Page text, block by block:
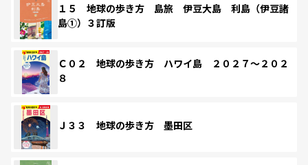
１５ 地球の歩き方 島旅 伊豆大島 利島（伊豆諸
島①）３訂版
Ｃ０２ 地球の歩き方 ハワイ島 ２０２７～２０２
８
Ｊ３３ 地球の歩き方 墨田区